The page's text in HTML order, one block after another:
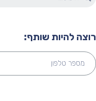
להיות שותף: